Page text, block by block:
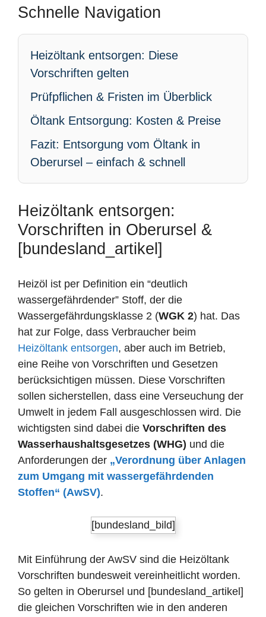
Schnelle Navigation
Heizöltank entsorgen: Diese
Vorschriften gelten
Prüfpflichen & Fristen im Überblick
Öltank Entsorgung: Kosten & Preise
Fazit: Entsorgung vom Öltank in
Oberursel – einfach & schnell
Heizöltank entsorgen:
Vorschriften in Oberursel &
[bundesland_artikel]
Heizöl ist per Definition ein “deutlich
wassergefährdender” Stoff, der die
Wassergefährdungsklasse 2 (WGK 2) hat. Das
hat zur Folge, dass Verbraucher beim
Heizöltank entsorgen, aber auch im Betrieb,
eine Reihe von Vorschriften und Gesetzen
berücksichtigen müssen. Diese Vorschriften
sollen sicherstellen, dass eine Verseuchung der
Umwelt in jedem Fall ausgeschlossen wird. Die
wichtigsten sind dabei die Vorschriften des
Wasserhaushaltsgesetzes (WHG) und die
Anforderungen der „Verordnung über Anlagen
zum Umgang mit wassergefährdenden
Stoffen“ (AwSV).
[bundesland_bild]
Mit Einführung der AwSV sind die Heizöltank
Vorschriften bundesweit vereinheitlicht worden.
So gelten in Oberursel und [bundesland_artikel]
die gleichen Vorschriften wie in den anderen